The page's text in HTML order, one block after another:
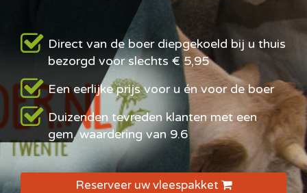
Direct van de boer diepgekoeld bij u thuis
bezorgd voor slechts € 5,95
Een eerlijke prijs voor u én voor de boer
Duizenden tevreden klanten met een
gem. waardering van 9.6
Reserveer uw vleespakket